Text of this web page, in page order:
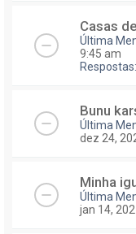
Casas
Última
9:45 am
Respostas:
Bunu
Última
dez 24,
Minha
Última
jan 14,